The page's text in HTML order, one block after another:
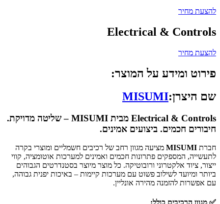
להצעת מחיר
Electrical & Controls
להצעת מחיר
פירוט ומידע על המוצר:
שם היצרן:MISUMI
Electrical & Controls מבית MISUMI – שליטה מדויקת.
חיבורים חכמים. ביצועים אמינים.
חברת MISUMI מציעה מגוון רחב של רכיבים חשמליים ומוצרי בקרה
לתעשייה, המספקים פתרונות חכמים ואמינים למערכות אוטומציה, קווי
ייצור, ציוד אלקטרוני ורובוטיקה. כל מוצר מיוצר בסטנדרטים הגבוהים
ביותר ומיועד לשילוב פשוט עם מערכות קיימות – באיכות יפנית גבוהה,
עם אפשרות להזמנה מהירה אונליין.
✅ מגוון הרכיבים כולל: